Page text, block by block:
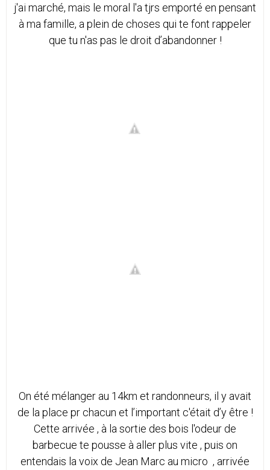
j'ai marché, mais le moral l'a tjrs emporté en pensant
à ma famille, a plein de choses qui te font rappeler
que tu n'as pas le droit d’abandonner !
On été mélanger au 14km et randonneurs, il y avait
de la place pr chacun et l’important c'était d’y être !
Cette arrivée , à la sortie des bois l'odeur de
barbecue te pousse à aller plus vite , puis on
entendais la voix de Jean Marc au micro , arrivée